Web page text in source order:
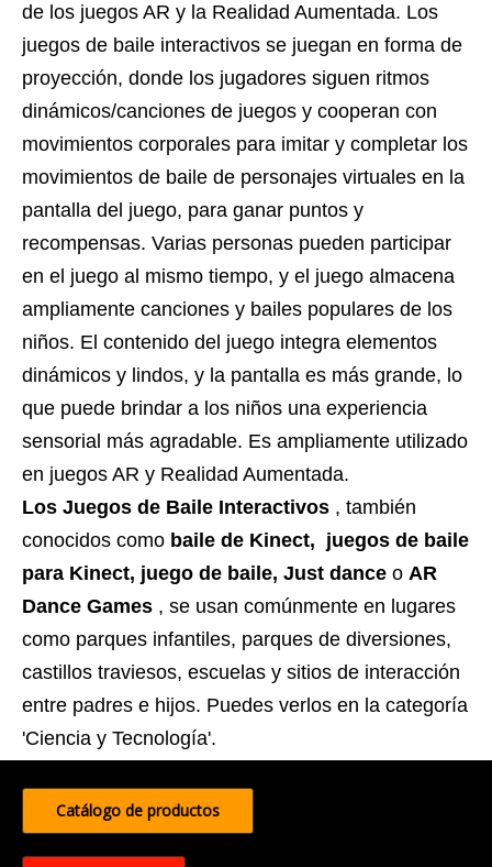
de los juegos AR y la Realidad Aumentada. Los
juegos de baile interactivos se juegan en forma de
proyección, donde los jugadores siguen ritmos
dinámicos/canciones de juegos y cooperan con
movimientos corporales para imitar y completar los
movimientos de baile de personajes virtuales en la
pantalla del juego, para ganar puntos y
recompensas. Varias personas pueden participar
en el juego al mismo tiempo, y el juego almacena
ampliamente canciones y bailes populares de los
niños. El contenido del juego integra elementos
dinámicos y lindos, y la pantalla es más grande, lo
que puede brindar a los niños una experiencia
sensorial más agradable. Es ampliamente utilizado
en juegos AR y Realidad Aumentada.
Los Juegos de Baile Interactivos , también
conocidos como baile de Kinect, juegos de baile
para Kinect, juego de baile, Just dance o AR
Dance Games , se usan comúnmente en lugares
como parques infantiles, parques de diversiones,
castillos traviesos, escuelas y sitios de interacción
entre padres e hijos. Puedes verlos en la categoría
'Ciencia y Tecnología'.
Catálogo de productos